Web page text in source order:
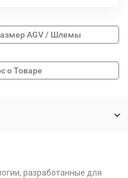
AGV / Шлемы
разработанные для